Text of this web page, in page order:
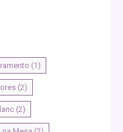
(1)
(2)
(2)